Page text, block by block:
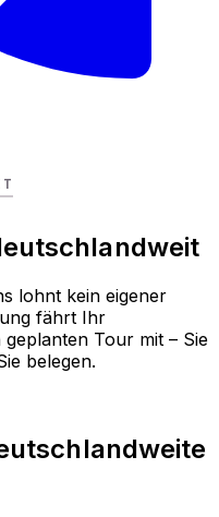
lohnt kein eigener
fährt Ihr
Tour mit – Sie
belegen.